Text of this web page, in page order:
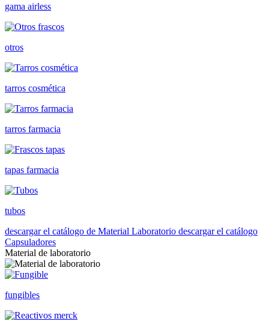
gama airless
otros
tarros cosmética
tarros farmacia
tapas farmacia
tubos
descargar el catálogo de Material Laboratorio descargar el catálogo
Capsuladores
Material de laboratorio
fungibles